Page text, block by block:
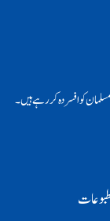
کو افسردہ کر رہے ہیں۔